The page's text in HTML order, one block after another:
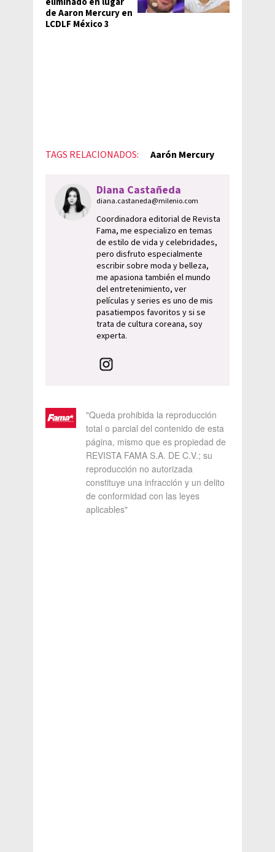
de Aaron Mercury en
LCDLF México 3
TAGS RELACIONADOS: Aarón Mercury
Diana Castañeda
diana.castaneda@milenio.com
Coordinadora editorial de Revista
Fama, me especializo en temas
de estilo de vida y celebridades,
pero disfruto especialmente
escribir sobre moda y belleza,
me apasiona también el mundo
del entretenimiento, ver
películas y series es uno de mis
pasatiempos favoritos y si se
trata de cultura coreana, soy
experta.
"Queda prohibida la reproducción
total o parcial del contenido de esta
página, mismo que es propiedad de
REVISTA FAMA S.A. DE C.V.; su
reproducción no autorizada
constituye una infracción y un delito
de conformidad con las leyes
aplicables"